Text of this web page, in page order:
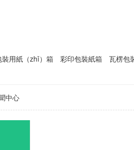
用紙（zhǐ）箱 彩印包裝紙箱 瓦楞包
中心